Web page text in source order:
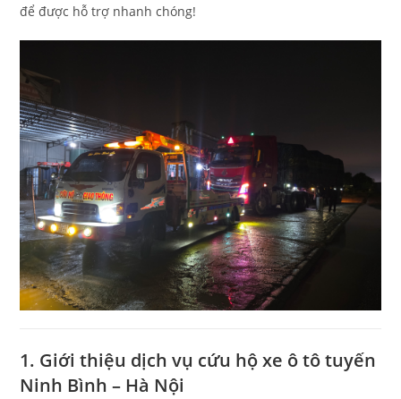
để được hỗ trợ nhanh chóng!
1. Giới thiệu dịch vụ cứu hộ xe ô tô tuyến
Ninh Bình – Hà Nội